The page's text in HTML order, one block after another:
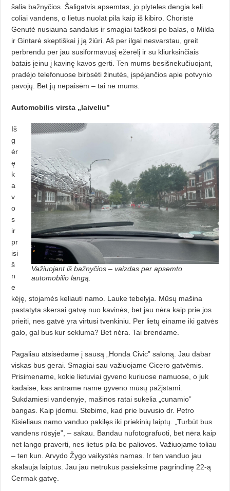
šalia bažnyčios. Šaligatvis apsemtas, jo plyteles dengia keli
coliai vandens, o lietus nuo­lat pila kaip iš kibiro. Choristė
Genutė nusiauna sandalus ir smagiai taškosi po balas, o Milda
ir Gintarė skeptiškai į ją žiū­ri. Aš per ilgai nesvarstau, greit
perbrendu per jau susiformavusį ežerėlį ir su kliurksinčiais
batais įeinu į kavinę ka­vos gerti. Ten mums besišnekučiuojant,
pradėjo telefonuose birbsėti žinutės, įspėjančios apie potvynio
pavojų. Bet jų nepai­sėm – tai ne mums.
Automobilis virsta „laiveliu”
Važiuojant iš bažnyčios – vaizdas per apsemto
automobilio langą.
Iš
g
ėr
ę
k
a
v
o
s
ir
pr
isi
š
n
e
kėję, stojamės keliauti namo. Lauke tebelyja. Mūsų mašina
pastatyta skersai gatvę nuo kavinės, bet jau nėra kaip prie jos
prieiti, nes gatvė yra virtusi tvenkiniu. Per lietų einame iki gatvės
galo, gal bus kur sekluma? Bet nėra. Tai brendame.
Pagaliau atsisėdame į sausą „Honda Civic” saloną. Jau dabar
viskas bus gerai. Smagiai sau važiuojame Cicero gatvėmis.
Prisimename, kokie lietuviai gyveno kuriuose namuose, o juk
kadaise, kas antrame name gyveno mūsų pažįstami.
Sukdamiesi vandenyje, mašinos ratai sukelia „cunamio”
bangas. Kaip įdomu. Stebime, kad prie buvusio dr. Petro
Kisieliaus namo vanduo pakilęs iki priekinių laiptų. „Turbūt bus
vandens rūsyje”, – sakau. Bandau nufotografuoti, bet nėra kaip
net lango praverti, nes lietus pila be paliovos. Važiuo­jame toliau
– ten kun. Arvydo Žygo vaikys­tės namas. Ir ten vanduo jau
skalauja laiptus. Jau jau netrukus pasieksime pagrindinę 22-ą
Cermak gatvę.